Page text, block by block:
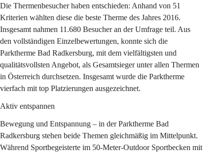
Die Thermenbesucher haben entschieden: Anhand von 51
Kriterien wählten diese die beste Therme des Jahres 2016.
Insgesamt nahmen 11.680 Besucher an der Umfrage teil. Aus
den vollständigen Einzelbewertungen, konnte sich die
Parktherme Bad Radkersburg, mit dem vielfältigsten und
qualitätsvollsten Angebot, als Gesamtsieger unter allen Thermen
in Österreich durchsetzen. Insgesamt wurde die Parktherme
vierfach mit top Platzierungen ausgezeichnet.
Aktiv entspannen
Bewegung und Entspannung – in der Parktherme Bad
Radkersburg stehen beide Themen gleichmäßig im Mittelpunkt.
Während Sportbegeisterte im 50-Meter-Outdoor Sportbecken mit